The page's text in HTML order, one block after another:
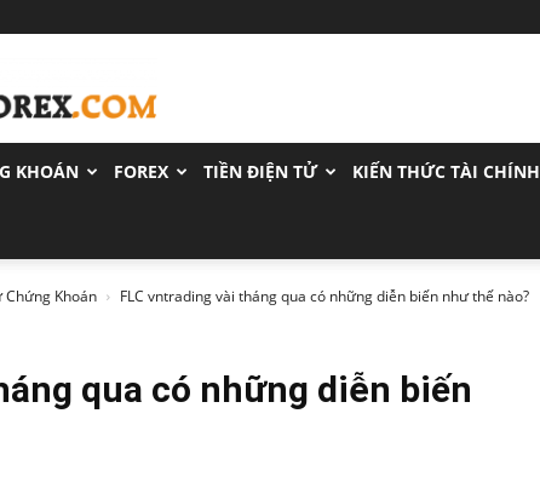
KHOÁN FOREX TIỀN ĐIỆN TỬ KIẾN THỨC TÀI CHÍNH
Chứng Khoán FLC vntrading vài tháng qua có những diễn biến như thế nào?
qua có những diễn biến